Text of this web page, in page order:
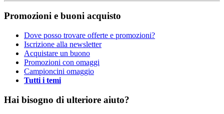
Promozioni e buoni acquisto
Dove posso trovare offerte e promozioni?
Iscrizione alla newsletter
Acquistare un buono
Promozioni con omaggi
Campioncini omaggio
Tutti i temi
Hai bisogno di ulteriore aiuto?